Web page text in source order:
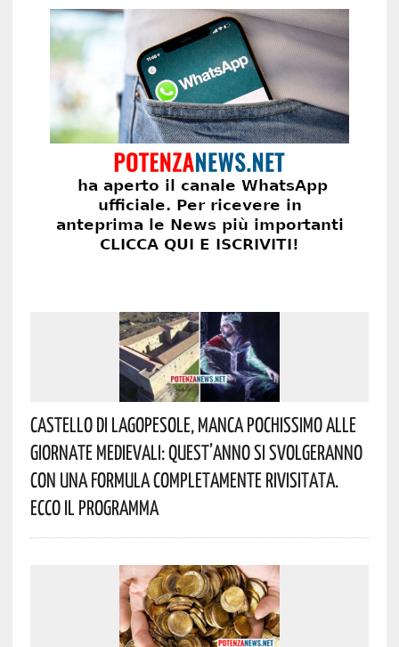
Castello Di Lagopesole, Manca Pochissimo Alle
Giornate Medievali: Quest’anno Si Svolgeranno
Con Una Formula Completamente Rivisitata.
Ecco Il Programma